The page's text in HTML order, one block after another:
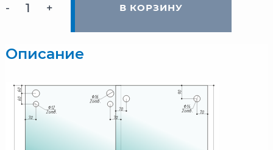
- + В КОРЗИНУ
Описание